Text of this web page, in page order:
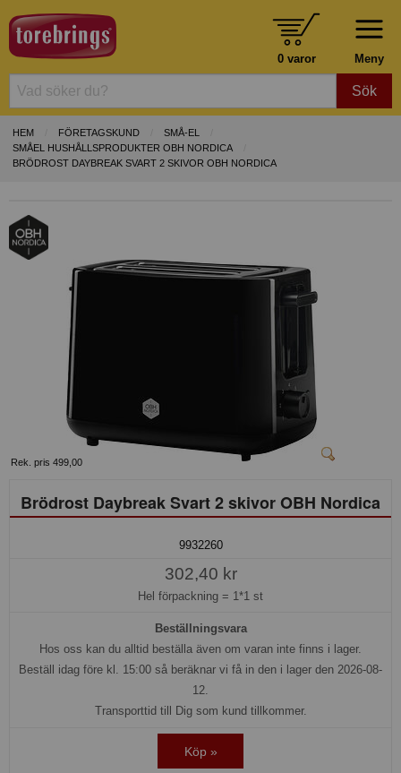
Meny
0 varor
Sök
HEM FÖRETAGSKUND
SMÅ-EL
SMÅEL HUSHÅLLSPRODUKTER OBH NORDICA
BRÖDROST DAYBREAK SVART 2 SKIVOR OBH NORDICA
Rek. pris 499,00
Brödrost Daybreak Svart 2 skivor OBH Nordica
9932260
302,40 kr
Hel förpackning = 1*1 st
Beställningsvara
Hos oss kan du alltid beställa även om varan inte finns i lager.
Beställ idag före kl. 15:00 så beräknar vi få in den i lager den 2026-08-
12.
Transporttid till Dig som kund tillkommer.
Köp »